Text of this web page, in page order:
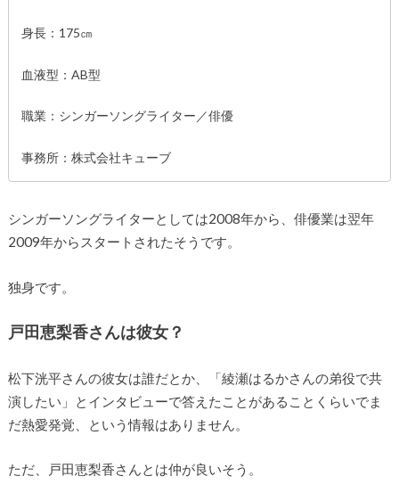
身長：175㎝
血液型：AB型
職業：シンガーソングライター／俳優
事務所：株式会社キューブ
シンガーソングライターとしては2008年から、俳優業は翌年
2009年からスタートされたそうです。
独身です。
戸田恵梨香さんは彼女？
松下洸平さんの彼女は誰だとか、「綾瀬はるかさんの弟役で共
演したい」とインタビューで答えたことがあることくらいでま
だ熱愛発覚、という情報はありません。
ただ、戸田恵梨香さんとは仲が良いそう。